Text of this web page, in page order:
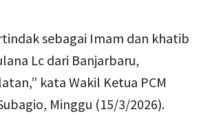
sebagai Imam dan khatib
Lc dari Banjarbaru,
kata Wakil Ketua PCM
Minggu (15/3/2026).